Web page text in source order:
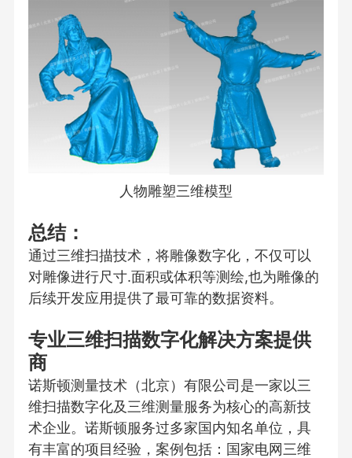
人物雕塑三维模型
总结：
通过三维扫描技术，将雕像数字化，不仅可以
对雕像进行尺寸.面积或体积等测绘,也为雕像的
后续开发应用提供了最可靠的数据资料。
专业三维扫描数字化解决方案提供
商
诺斯顿测量技术（北京）有限公司是一家以三
维扫描数字化及三维测量服务为核心的高新技
术企业。诺斯顿服务过多家国内知名单位，具
有丰富的项目经验，案例包括：国家电网三维